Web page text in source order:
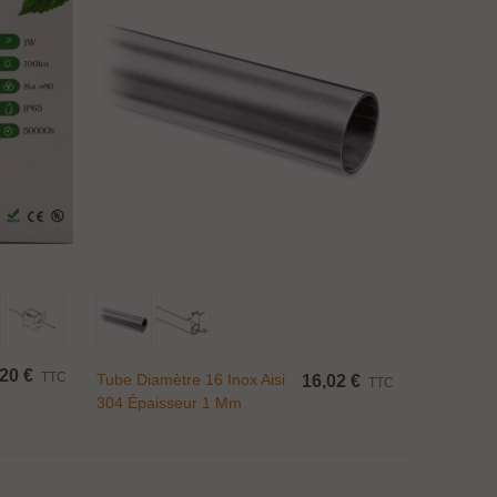
€ TTC
Tube Diamètre 16 Inox Aisi
304 Épaisseur 1 Mm
16,02 € TTC